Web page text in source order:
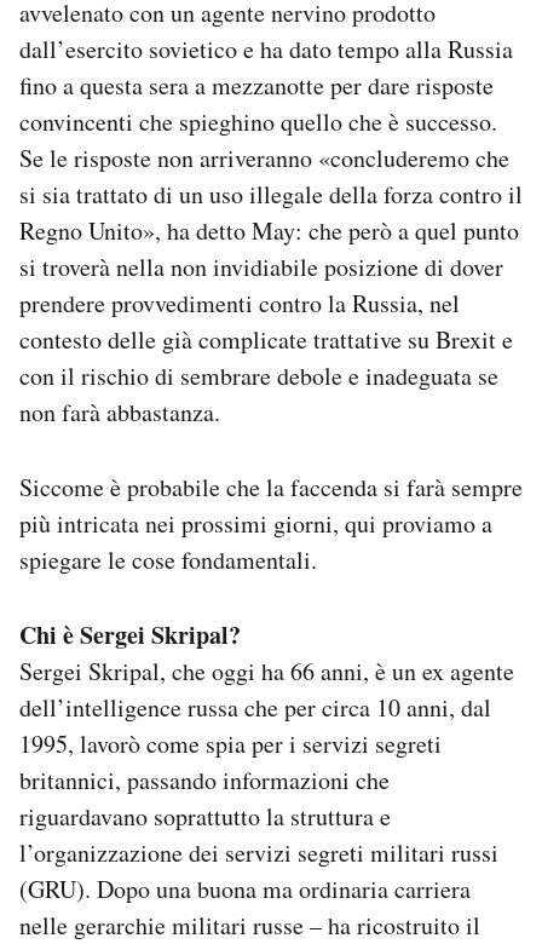
Regala il Post
Hai bisogno di aiuto?
Esci
avvelenato con un agente nervino prodotto
dall’esercito sovietico e ha dato tempo alla Russia
fino a questa sera a mezzanotte per dare risposte
convincenti che spieghino quello che è successo.
Se le risposte non arriveranno «concluderemo che
si sia trattato di un uso illegale della forza contro il
Regno Unito», ha detto May: che però a quel punto
si troverà nella non invidiabile posizione di dover
prendere provvedimenti contro la Russia, nel
contesto delle già complicate trattative su Brexit e
con il rischio di sembrare debole e inadeguata se
non farà abbastanza.
Siccome è probabile che la faccenda si farà sempre
più intricata nei prossimi giorni, qui proviamo a
spiegare le cose fondamentali.
Chi è Sergei Skripal?
Sergei Skripal, che oggi ha 66 anni, è un ex agente
dell’intelligence russa che per circa 10 anni, dal
1995, lavorò come spia per i servizi segreti
britannici, passando informazioni che
riguardavano soprattutto la struttura e
l’organizzazione dei servizi segreti militari russi
(GRU). Dopo una buona ma ordinaria carriera
nelle gerarchie militari russe – ha ricostruito il